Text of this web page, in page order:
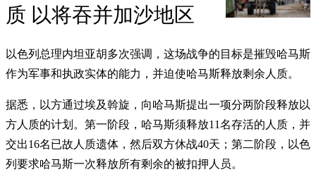
质 以将吞并加沙地区
以色列总理内坦亚胡多次强调，这场战争的目标是摧毁哈马斯
作为军事和执政实体的能力，并迫使哈马斯释放剩余人质。
据悉，以方通过埃及斡旋，向哈马斯提出一项分两阶段释放以
方人质的计划。第一阶段，哈马斯须释放11名存活的人质，并
交出16名已故人质遗体，然后双方休战40天；第二阶段，以色
列要求哈马斯一次释放所有剩余的被扣押人员。